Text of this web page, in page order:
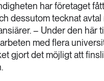
har företaget
dessutom tecknat avtal
– Under den här
med flera
gjort det möjligt att